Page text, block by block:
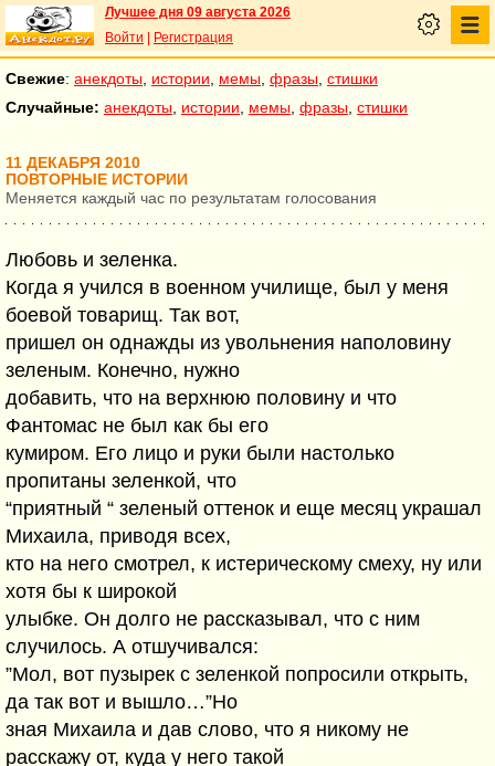
Лучшее дня 09 августа 2026
Войти
Регистрация
Свежие: анекдоты истории мемы фразы стишки
Случайные: анекдоты истории мемы фразы стишки
11 ДЕКАБРЯ 2010
ПОВТОРНЫЕ ИСТОРИИ
Меняется каждый час по результатам голосования
Любовь и зеленка.
Когда я учился в военном училище, был у меня
боевой товарищ. Так вот,
пришел он однажды из увольнения наполовину
зеленым. Конечно, нужно
добавить, что на верхнюю половину и что
Фантомас не был как бы его
кумиром. Его лицо и руки были настолько
пропитаны зеленкой, что
“приятный “ зеленый оттенок и еще месяц украшал
Михаила, приводя всех,
кто на него смотрел, к истерическому смеху, ну или
хотя бы к широкой
улыбке. Он долго не рассказывал, что с ним
случилось. А отшучивался:
”Мол, вот пузырек с зеленкой попросили открыть,
да так вот и вышло…”Но
зная Михаила и дав слово, что я никому не
расскажу от, куда у него такой